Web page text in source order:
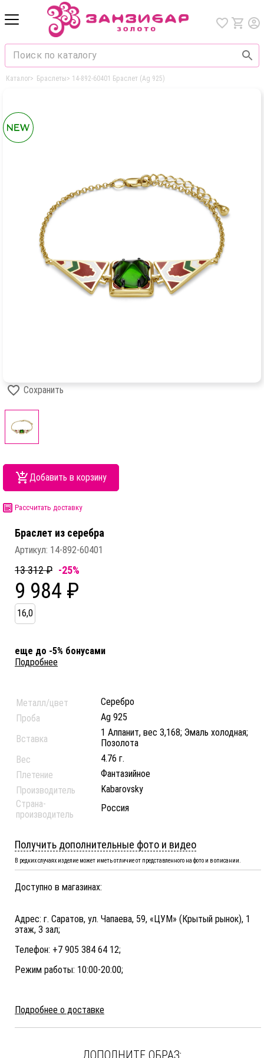
Каталог> Браслеты> 14-892-60401 Браслет (Ag 925)
Сохранить
Добавить в корзину
Рассчитать доставку
Браслет из серебра
Артикул: 14-892-60401
13 312 ₽ -25%
9 984 ₽
16,0
еще до -5% бонусами
Подробнее
Металл/цвет
Серебро
Проба
Ag 925
Вставка
1 Алпанит, вес 3,168; Эмаль холодная;
Позолота
Вес
4.76 г.
Плетение
Фантазийное
Производитель
Kabarovsky
Страна-
производитель
Россия
Получить дополнительные фото и видео
В редких случаях изделие может иметь отличие от представленного на фото и в описании.
Доступно в магазинах:
Адрес: г. Саратов, ул. Чапаева, 59, «ЦУМ» (Крытый рынок), 1
этаж, 3 зал;
Телефон: +7 905 384 64 12;
Режим работы: 10:00-20:00;
Подробнее о доставке
ДОПОЛНИТЕ ОБРАЗ: